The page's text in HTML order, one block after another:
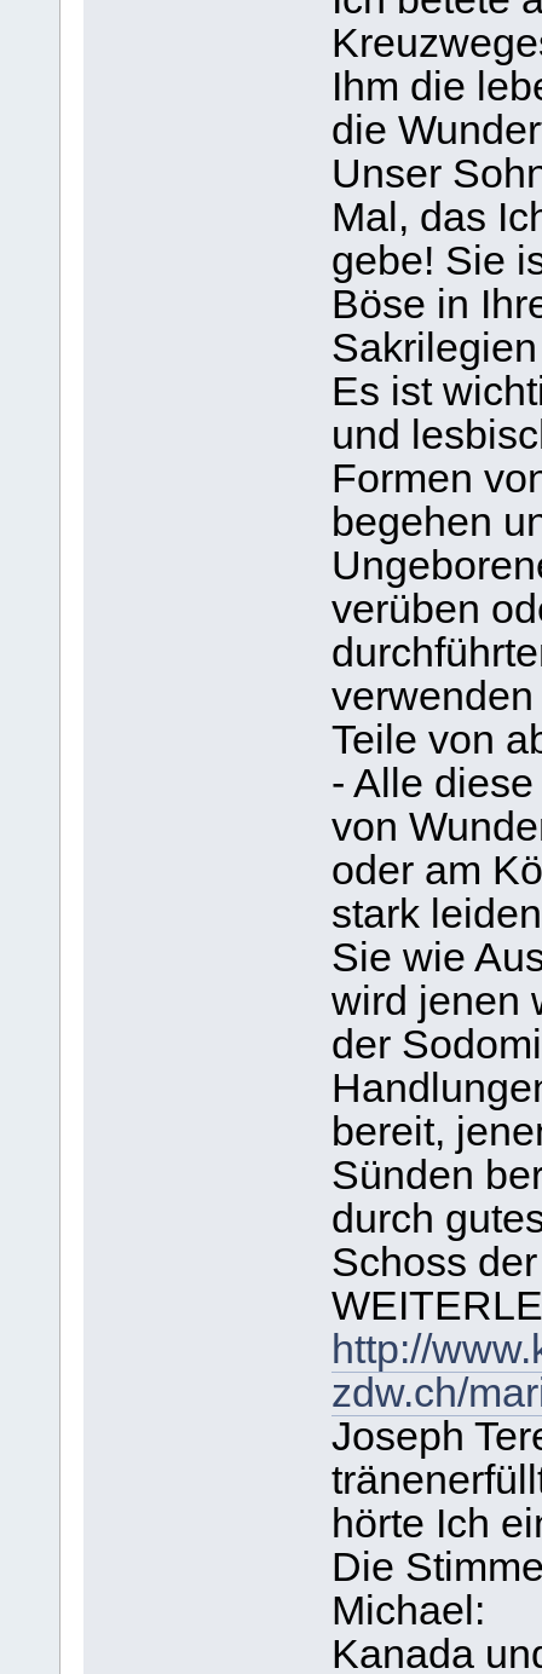
Ihm die
die
Unser
Mal, das
gebe! Sie
Böse in
Es ist
und
Formen
begehen
verüben
Teile von
- Alle
von
oder am
stark
Sie wie
wird jenen
der
bereit,
Sünden
durch
Schoss
http://
zdw.ch/
Joseph
hörte Ich
Die
Michael:
Kanada